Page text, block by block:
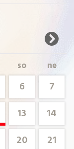
so ne
6
7
13
14
20
21